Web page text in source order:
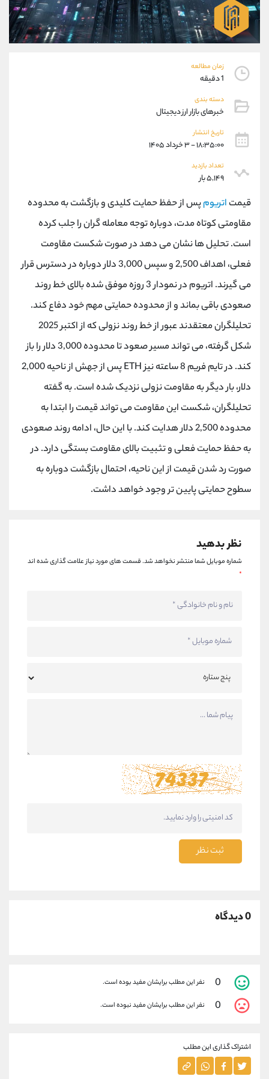
زمان مطالعه
1 دقیقه
دسته بندی
خبرهای بازار ارز دیجیتال
تاریخ انتشار
۱۸:۳۵:۰۰ - ۳ خرداد ۱۴۰۵
تعداد بازدید
۵,۱۴۹ بار
قیمت اتریومپس از حفظ حمایت کلیدی و بازگشت به محدوده
مقاومتی کوتاه مدت، دوباره توجه معامله گران را جلب کرده
است. تحلیل ها نشان می دهد در صورت شکست مقاومت
فعلی، اهداف 2,500 و سپس 3,000 دلار دوباره در دسترس قرار
می گیرند. اتریوم در نمودار 3 روزه موفق شده بالای خط روند
صعودی باقی بماند و از محدوده حمایتی مهم خود دفاع کند.
تحلیلگران معتقدند عبور از خط روند نزولی که از اکتبر 2025
شکل گرفته، می تواند مسیر صعود تا محدوده 3,000 دلار را باز
کند. در تایم فریم 8 ساعته نیز ETH پس از جهش از ناحیه 2,000
دلار، بار دیگر به مقاومت نزولی نزدیک شده است. به گفته
تحلیلگران، شکست این مقاومت می تواند قیمت را ابتدا به
محدوده 2,500 دلار هدایت کند. با این حال، ادامه روند صعودی
به حفظ حمایت فعلی و تثبیت بالای مقاومت بستگی دارد. در
صورت رد شدن قیمت از این ناحیه، احتمال بازگشت دوباره به
سطوح حمایتی پایین تر وجود خواهد داشت.
نظر بدهید
شماره موبایل شما منتشر نخواهد شد.قسمت های مورد نیاز علامت گذاری شده اند
*
ثبت نظر
0 دیدگاه
0 نفر این مطلب برایشان مفید بوده است.
0 نفر این مطلب برایشان مفید نبوده است.
اشتراک گذاری این مطلب
09101364784
واتساپ شروع گفتگو
تلگرام @Armteam_admin_104
پشتیبان فروش
موبایل
واتساپ
تلگرام
داخلی
اطلاعات تماس
021-22021030
بدون پیش شماره 90001030
اینستاگرام @alireza.mehrabii
کانال تلگرام @alirezamehrabi_com